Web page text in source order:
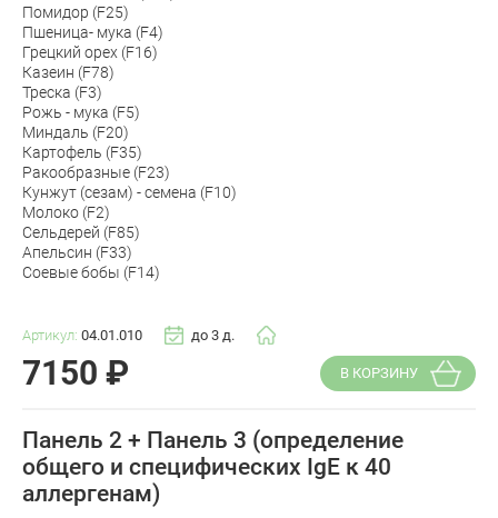
Помидор (F25)
Пшеница- мука (F4)
Грецкий орех (F16)
Казеин (F78)
Треска (F3)
Рожь - мука (F5)
Миндаль (F20)
Картофель (F35)
Ракообразные (F23)
Кунжут (сезам) - семена (F10)
Молоко (F2)
Сельдерей (F85)
Апельсин (F33)
Соевые бобы (F14)
Артикул: 04.01.010 до 3 д.
7150 ₽ В КОРЗИНУ
Панель 2 + Панель 3 (определение
общего и специфических IgE к 40
аллергенам)